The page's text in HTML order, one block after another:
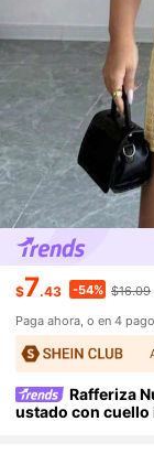
$7.43 -54% $16.09
Paga ahora, o en 4
Rafferiza
ustado con cuello